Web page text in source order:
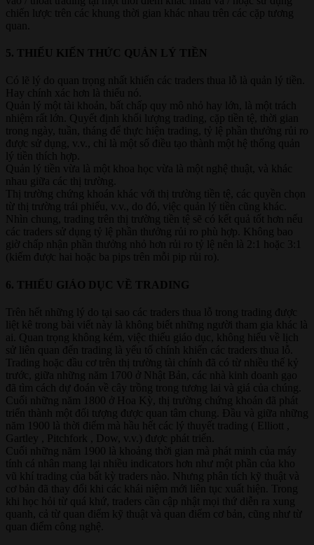
chiến lược trên các khung thời gian khác nhau trên các cặp tương
quan.
5. THIẾU KIẾN THỨC QUẢN LÝ TIỀN​
Có lẽ lý do quan trọng nhất khiến các traders thua lỗ là quản lý tiền.
Hay chính xác hơn là thiếu nó.
Quản lý một tài khoản, bất chấp quy mô nhỏ hay lớn, là một trách
nhiệm rất lớn. Quyết định khối lượng trading, cặp tiền tệ, thời gian
trong ngày, tuần, tháng để thực hiện trading, tỷ lệ phần thưởng rủi ro
được sử dụng, v.v., chỉ là một số điều tạo thành một hệ thống quản
lý tiền thích hợp.
Quản lý tiền vừa là một khoa học vừa là một nghệ thuật, và khác
nhau giữa các thị trường.
Thị trường chứng khoán khác với thị trường tiền tệ, các quyền chọn
từ thị trường trái phiếu, v.v., do đó, việc quản lý tiền cũng khác.
Nhìn chung, trading trên thị trường tiền tệ sẽ có kết quả tốt hơn nếu
các traders sử dụng tỷ lệ phần thưởng rủi ro phù hợp. Không bao
giờ chấp nhận phần thưởng nhỏ hơn rủi ro tỷ lệ nên là 2:1 hoặc 3:1
(kiếm được hai hoặc ba pips trên mỗi pip rủi ro).
6. THIẾU GIÁO DỤC VỀ TRADING​
Trên hết những lý do tại sao các traders thua lỗ trong trading được
liệt kê trong bài viết này là không biết những người tham gia khác là
ai. Quan trọng không kém, việc thiếu giáo dục, không hiểu về lịch
sử liên quan đến trading là yếu tố chính khiến các traders thua lỗ.
Trading hoặc đầu cơ trên thị trường tài chính đã có từ nhiều thế kỷ
trước, giữa những năm 1700 ở Nhật Bản, các nhà kinh doanh gạo
đã tìm cách dự đoán về cây trồng trong tương lai và giá của chúng.
Cuối những năm 1800 ở Hoa Kỳ, thị trường chứng khoán đã phát
triển thành một đối tượng được quan tâm chung. Đầu và giữa những
năm 1900 là thời điểm mà hầu hết các lý thuyết trading ( Elliott ,
Gartley , Pitchfork , Dow, v.v.) được phát triển.
Cuối những năm 1900 là khoảng thời gian mà phát minh của máy
tính cá nhân mang lại nhiều indicators hơn như một phần của kho
vũ khí trading của bất kỳ traders nào. Nhưng phân tích kỹ thuật và
cơ bản đã thay đổi khi các khái niệm mới liên tục xuất hiện. Trong
khi học hỏi từ quá khứ, traders cần cập nhật mọi thứ diễn ra xung
quanh, cả từ quan điểm kỹ thuật và quan điểm cơ bản, cũng như từ
quan điểm công nghệ.